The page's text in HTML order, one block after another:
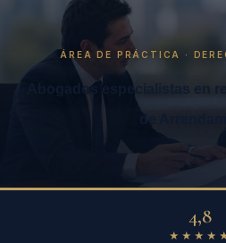
ÁREA DE PRÁCTICA ·
Abogados especialistas en
4,8